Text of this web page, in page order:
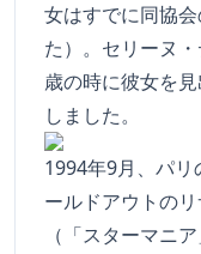
女はすでに同協
た）。セリーヌ
歳の時に彼女を
しました。
1994年9月、パ
ールドアウトの
（「スターマニ